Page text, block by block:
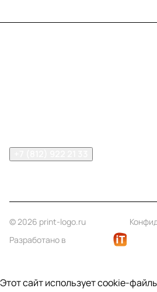
© 2026 print-logo.ru
Разработано в
Этот сайт использует cookie-